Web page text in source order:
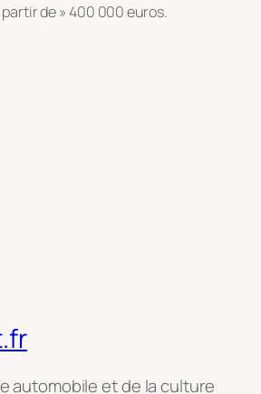
de » 400 000 euros.
automobile et de la culture